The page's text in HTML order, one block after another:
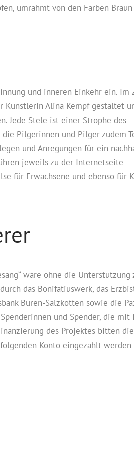
umrahmt von den Farben
und inneren Einkehr ein. Im
Künstlerin Alina Kempf gestaltet
Jede Stele ist einer Strophe des
die Pilgerinnen und Pilger zudem
und Anregungen für ein
jeweils zu der Internetseite
für Erwachsene und ebenso für
wäre ohne die
das Bonifatiuswerk, das
Büren-Salzkotten sowie die
und Spender, die mit
des Projektes bitten die
Konto eingezahlt werden